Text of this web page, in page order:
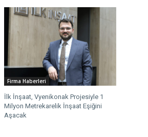
Firma Haberleri
İlk İnşaat, Vyenikonak Projesiyle 1
Milyon Metrekarelik İnşaat Eşiğini
Aşacak